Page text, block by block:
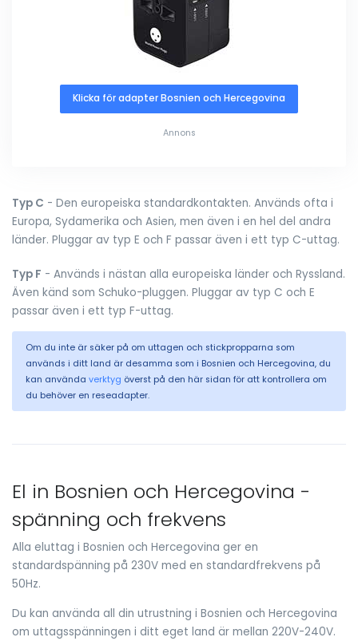
Klicka för adapter Bosnien och Hercegovina
Annons
Typ C - Den europeiska standardkontakten. Används ofta i
Europa, Sydamerika och Asien, men även i en hel del andra
länder. Pluggar av typ E och F passar även i ett typ C-uttag.
Typ F - Används i nästan alla europeiska länder och Ryssland.
Även känd som Schuko-pluggen. Pluggar av typ C och E
passar även i ett typ F-uttag.
Om du inte är säker på om uttagen och stickpropparna som
används i ditt land är desamma som i Bosnien och Hercegovina, du
kan använda verktyg överst på den här sidan för att kontrollera om
du behöver en reseadapter.
El in Bosnien och Hercegovina -
spänning och frekvens
Alla eluttag i Bosnien och Hercegovina ger en
standardspänning på 230V med en standardfrekvens på
50Hz.
Du kan använda all din utrustning i Bosnien och Hercegovina
om uttagsspänningen i ditt eget land är mellan 220V-240V.